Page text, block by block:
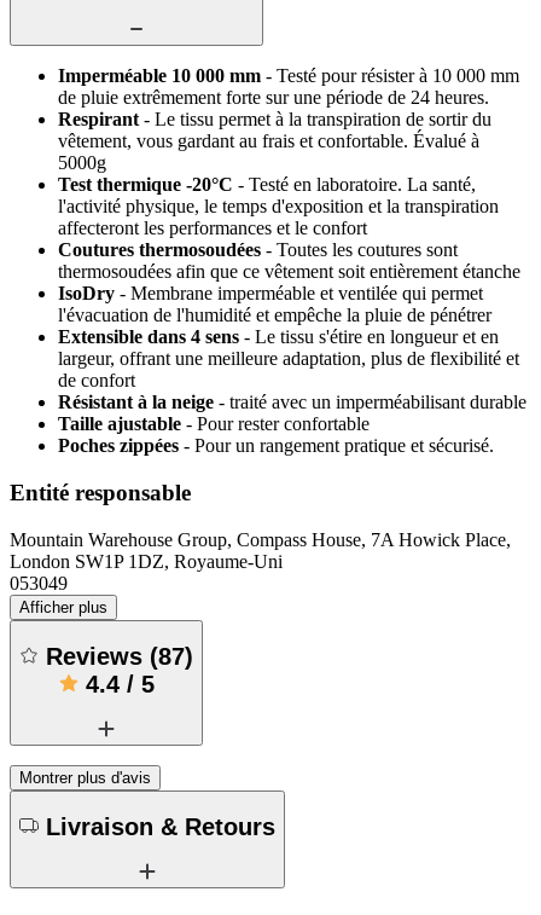
Imperméable 10 000 mm - Testé pour résister à 10 000 mm
de pluie extrêmement forte sur une période de 24 heures.
Respirant - Le tissu permet à la transpiration de sortir du
vêtement, vous gardant au frais et confortable. Évalué à
5000g
Test thermique -20°C - Testé en laboratoire. La santé,
l'activité physique, le temps d'exposition et la transpiration
affecteront les performances et le confort
Coutures thermosoudées - Toutes les coutures sont
thermosoudées afin que ce vêtement soit entièrement étanche
IsoDry - Membrane imperméable et ventilée qui permet
l'évacuation de l'humidité et empêche la pluie de pénétrer
Extensible dans 4 sens - Le tissu s'étire en longueur et en
largeur, offrant une meilleure adaptation, plus de flexibilité et
de confort
Résistant à la neige - traité avec un imperméabilisant durable
Taille ajustable - Pour rester confortable
Poches zippées - Pour un rangement pratique et sécurisé.
Entité responsable
Mountain Warehouse Group, Compass House, 7A Howick Place,
London SW1P 1DZ, Royaume-Uni
053049
Afficher plus
Reviews (87)
4.4/ 5
Montrer plus d'avis
Livraison & Retours